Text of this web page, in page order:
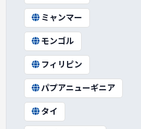
ミャンマー
モンゴル
フィリピン
パプアニューギニア
タイ